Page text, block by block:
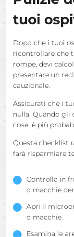
tuoi
Dopo che i tuoi
ricontrollare che
rompe, devi
presentare un
cauzionale.
Assicurati che i
nulla. Quando gli
cose, è più
Questa checklist
farà risparmiare
Controlla in
o macchie
Apri il
o macchie.
Esamina le